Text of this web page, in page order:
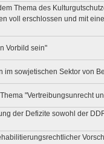
Thema des
voll erschlossen und mit
Vorbild sein"
im sowjetischen Sektor von
"Vertreibungsunrecht
der Defizite sowohl der